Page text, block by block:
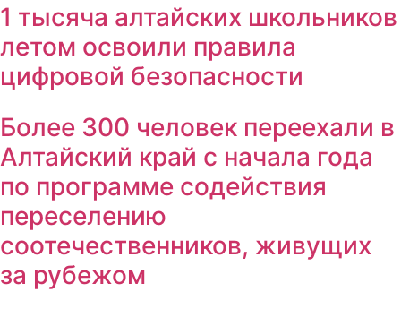
1 тысяча алтайских школьников
летом освоили правила
цифровой безопасности
Более 300 человек переехали в
Алтайский край с начала года
по программе содействия
переселению
соотечественников, живущих
за рубежом